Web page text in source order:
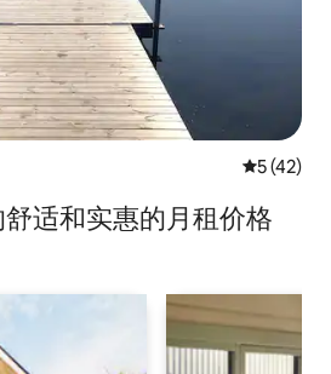
平均评分
5 (42)
适和实惠的月租价格